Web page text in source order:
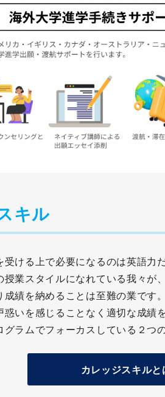
キル
受ける上で必要になるのは英語力
授業スタイルになれている我々が
成績を納めることは至難の業です
惑いを感じることなく適切な成績
ラムでフォーカスしている２つ
カレッジスキルと